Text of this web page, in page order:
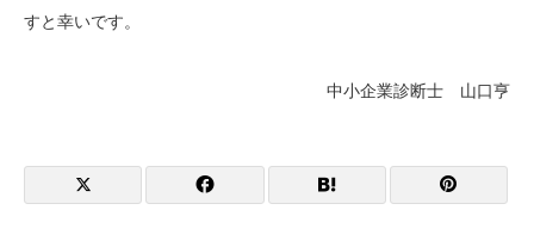
すと幸いです。
中小企業診断士 山口亨